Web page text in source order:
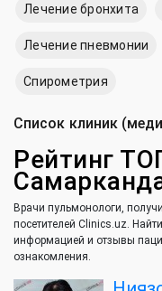
Лечение бронхита
Лечение пневмонии
Спирометрия
Список клиник
Рейтинг
Врачи пульмонологи,
посетителей Clinics.uz.
информацией и отзывы
ознакомления.